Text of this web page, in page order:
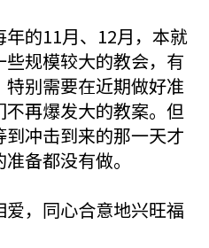
的11月、12月，本就
规模较大的教会，有
别需要在近期做好准
再爆发大的教案。但
冲击到来的那一天才
备都没有做。
，同心合意地兴旺福